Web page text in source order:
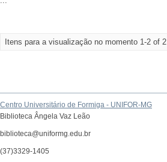
Itens para a visualização no momento 1-2 of 2
Centro Universitário de Formiga - UNIFOR-MG
Biblioteca Ângela Vaz Leão
biblioteca@uniformg.edu.br
(37)3329-1405